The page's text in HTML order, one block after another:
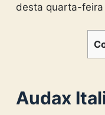
desta quarta-feira
Audax